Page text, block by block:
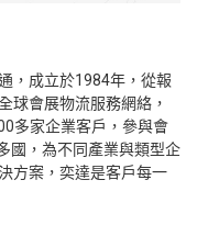
，成立於1984年，從報
球會展物流服務網絡，
多家企業客戶，參與會
國，為不同產業與類型企
方案，奕達是客戶每一